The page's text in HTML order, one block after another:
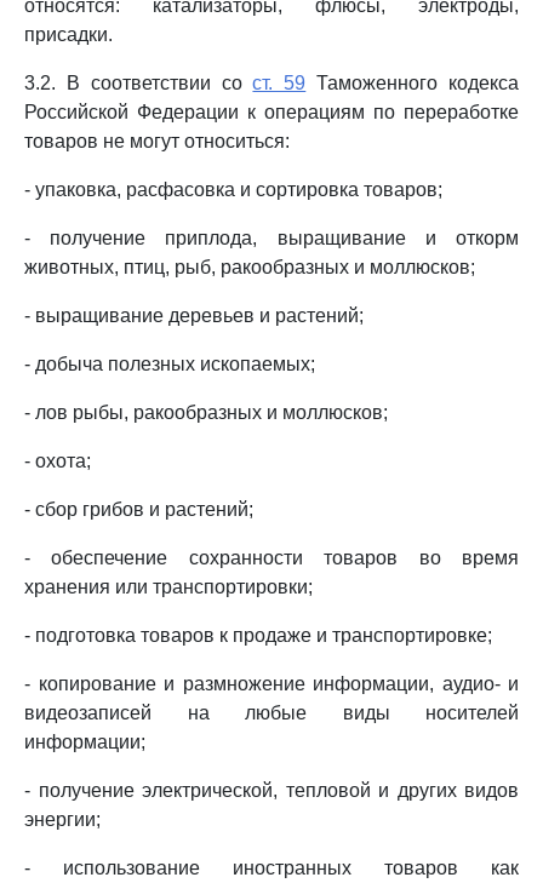
относятся: катализаторы, флюсы, электроды,
присадки.
3.2. В соответствии сост. 59 Таможенного кодекса
Российской Федерации к операциям по переработке
товаров не могут относиться:
- упаковка, расфасовка и сортировка товаров;
- получение приплода, выращивание и откорм
животных, птиц, рыб, ракообразных и моллюсков;
- выращивание деревьев и растений;
- добыча полезных ископаемых;
- лов рыбы, ракообразных и моллюсков;
- охота;
- сбор грибов и растений;
- обеспечение сохранности товаров во время
хранения или транспортировки;
- подготовка товаров к продаже и транспортировке;
- копирование и размножение информации, аудио- и
видеозаписей на любые виды носителей
информации;
- получение электрической, тепловой и других видов
энергии;
- использование иностранных товаров как